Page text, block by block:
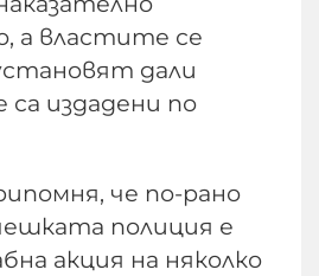
а властите се
дали
издадени по
че по-рано
полиция е
акция на няколко